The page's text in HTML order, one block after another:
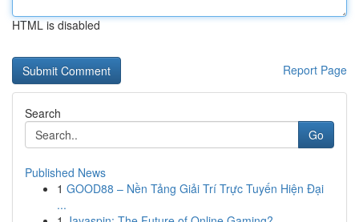
HTML is disabled
Report Page
Search
Go
Published News
1 GOOD88 – Nền Tảng Giải Trí Trực Tuyến Hiện Đại
...